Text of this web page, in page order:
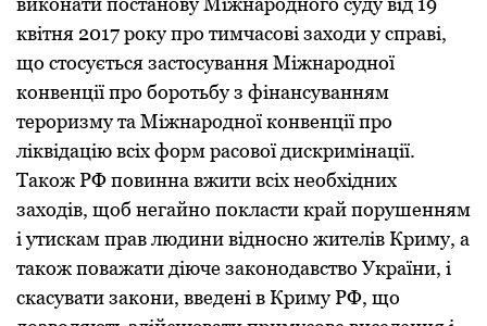
квітня 2017 року про тимчасові заходи у справі,
що стосується застосування Міжнародної
конвенції про боротьбу з фінансуванням
тероризму та Міжнародної конвенції про
ліквідацію всіх форм расової дискримінації.
Також РФ повинна вжити всіх необхідних
заходів, щоб негайно покласти край порушенням
і утискам прав людини відносно жителів Криму, а
також поважати діюче законодавство України, і
скасувати закони, введені в Криму РФ, що